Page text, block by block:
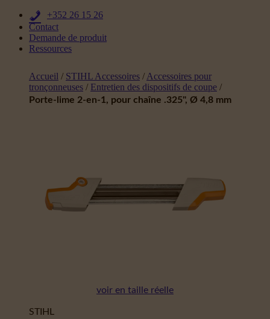
+352 26 15 26
Contact
Demande de produit
Ressources
Accueil / STIHL Accessoires / Accessoires pour
tronçonneuses / Entretien des dispositifs de coupe /
Porte-lime 2-en-1, pour chaîne .325", Ø 4,8 mm
voir en taille réelle
STIHL